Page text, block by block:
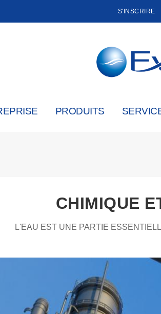
S'INSCRIRE
PRODUITS
CHIMIQUE
L'EAU EST UNE PARTIE